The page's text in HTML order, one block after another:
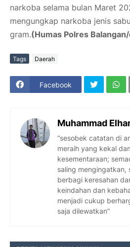
narkoba selama bulan Maret
mengungkap narkoba jenis
gram.(Humas Polres
Tags Daerah
Facebook
Muhammad
“sesobek catatan di
meraih yang kekal
kesementaraan;
saling mengingatkan,
berbagi keresahan
keindahan dan
menjadi cukup
saja dilewatkan”